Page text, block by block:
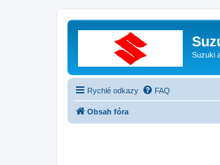
Suzuki
Rychlé odkazy FAQ
Obsah fóra